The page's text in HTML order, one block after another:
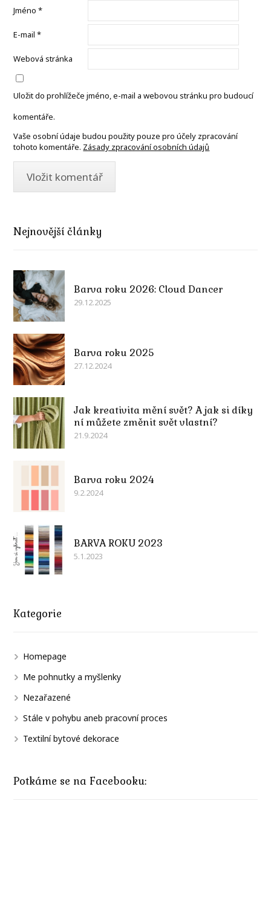
Jméno*
E-mail*
Webová stránka
Uložit do prohlížeče jméno, e-mail a webovou stránku pro budoucí
komentáře.
Vaše osobní údaje budou použity pouze pro účely zpracování
tohoto komentáře. Zásady zpracování osobních údajů
Nejnovější články
Barva roku 2026: Cloud Dancer
29.12.2025
Barva roku 2025
27.12.2024
Jak kreativita mění svět? A jak si díky
ní můžete změnit svět vlastní?
21.9.2024
Barva roku 2024
9.2.2024
BARVA ROKU 2023
5.1.2023
Kategorie
Homepage
Me pohnutky a myšlenky
Nezařazené
Stále v pohybu aneb pracovní proces
Textilní bytové dekorace
Potkáme se na Facebooku: